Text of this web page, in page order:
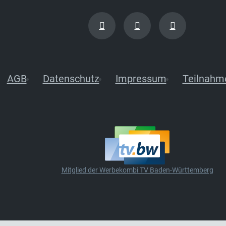
AGB Datenschutz Impressum
Mitglied der Werbekombi TV Baden-Württemberg